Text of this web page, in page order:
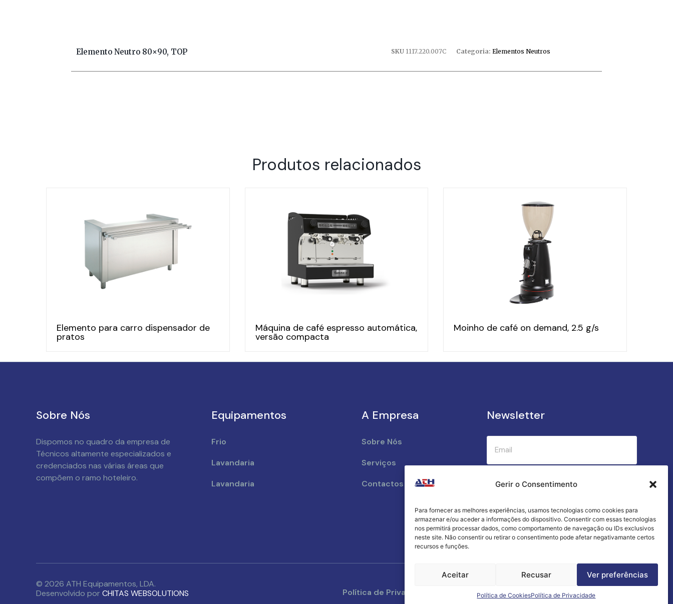
Gerir o Consentimento
Para fornecer as melhores experiências, usamos tecnologias como cookies para
armazenar e/ou aceder a informações do dispositivo. Consentir com essas tecnologias
nos permitirá processar dados, como comportamento de navegação ou IDs exclusivos
neste site. Não consentir ou retirar o consentimento pode afetar negativamante certos
recursos e funções.
Aceitar Recusar Ver preferências
Política de CookiesPolítica de Privacidade
Elemento Neutro 80×90, TOP SKU 1117.220.007C Categoria: Elementos Neutros
Produtos relacionados
Elemento para carro dispensador de
pratos
Máquina de café espresso automática,
versão compacta
Moinho de café on demand, 2.5 g/s
Sobre Nós
Dispomos no quadro da empresa de
Técnicos altamente especializados e
credenciados nas várias áreas que
compõem o ramo hoteleiro.
Equipamentos
Frio
Lavandaria
Lavandaria
A Empresa
Sobre Nós
Serviços
Contactos
Newsletter
Submeter
Criamos a cozinha perfeita para o seu
sucesso gastronómico!
© 2026 ATH Equipamentos, LDA.
Desenvolvido por CHITAS WEBSOLUTIONS Política de Privacidade Termos e Condições Livro de Reclamações